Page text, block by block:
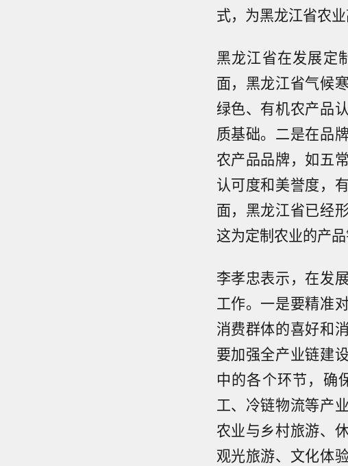
式，为黑龙江省农
黑龙江省在发展定
面，黑龙江省气候
绿色、有机农产品
质基础。二是在品
农产品品牌，如五
认可度和美誉度，
面，黑龙江省已经
这为定制农业的产
李孝忠表示，在发
工作。一是要精准
消费群体的喜好和
要加强全产业链建
中的各个环节，确
工、冷链物流等产
农业与乡村旅游、
观光旅游、文化体